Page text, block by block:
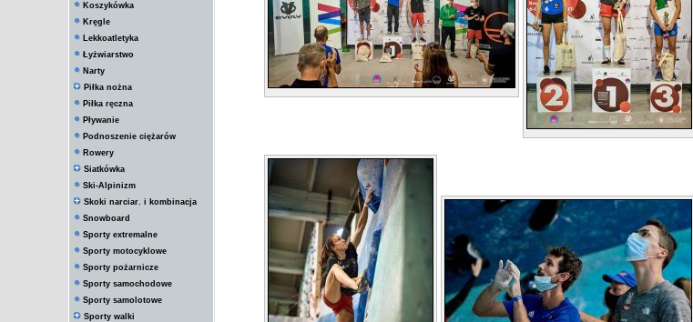
Koszykówka
Kręgle
Lekkoatletyka
Łyżwiarstwo
Narty
Piłka nożna
Piłka ręczna
Pływanie
Podnoszenie ciężarów
Rowery
Siatkówka
Ski-Alpinizm
Skoki narciar. i kombinacja
Snowboard
Sporty extremalne
Sporty motocyklowe
Sporty pożarnicze
Sporty samochodowe
Sporty samolotowe
Sporty walki